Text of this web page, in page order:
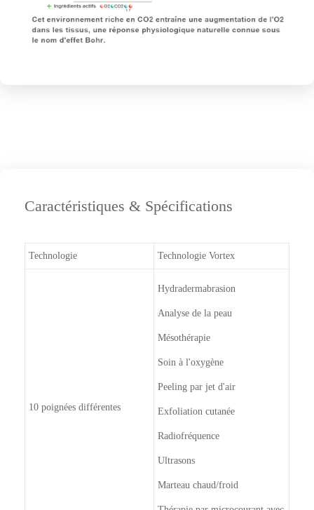
Caractéristiques & Spécifications
Technologie Technologie Vortex
10 poignées différentes
Hydradermabrasion
Analyse de la peau
Mésothérapie
Soin à l'oxygène
Peeling par jet d'air
Exfoliation cutanée
Radiofréquence
Ultrasons
Marteau chaud/froid